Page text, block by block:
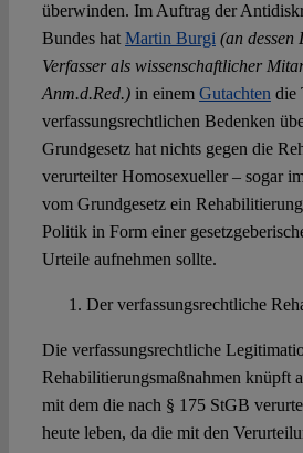
überwinden. Im Auftrag der
Bundes hat Martin Burgi (an dessen
Verfasser als wissenschaftlicher
Anm.d.Red.) in einem Gutachten die
verfassungsrechtlichen Bedenken
Grundgesetz hat nichts gegen die
verurteilter Homosexueller – sogar
vom Grundgesetz ein
Politik in Form einer
Urteile aufnehmen sollte.
Der verfassungsrechtliche
Die verfassungsrechtliche
Rehabilitierungsmaßnahmen knüpft
mit dem die nach § 175 StGB
heute leben, da die mit den